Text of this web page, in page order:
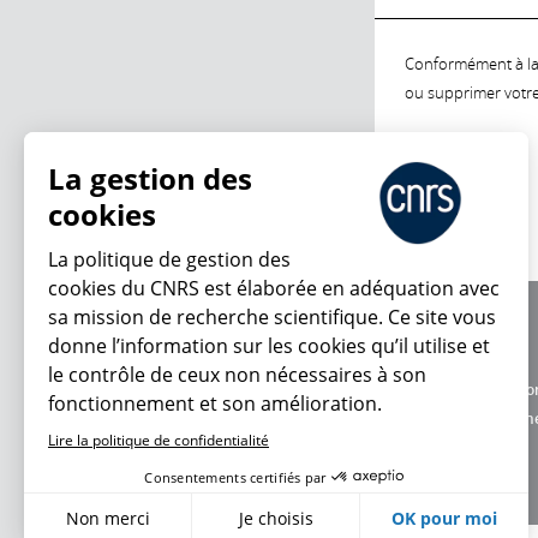
Conformément à
ou supprimer
Charte
Données
La gestion des
cookies
La politique de gestion des
cookies du CNRS est élaborée en adéquation avec
sa mission de recherche scientifique. Ce site vous
donne l’information sur les cookies qu’il utilise et
le contrôle de ceux non nécessaires à son
fonctionnement et son amélioration.
Lire la politique de confidentialité
Consentements certifiés par
Non merci Je choisis OK pour moi